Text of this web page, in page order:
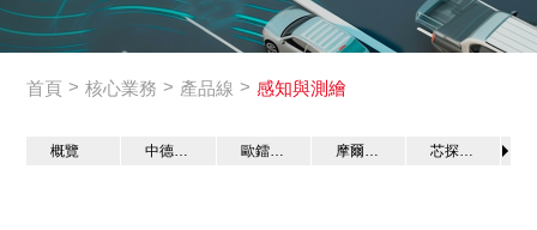
首頁 > 核心業務 > 產品線 > 感知與測繪
概覽 中德睿博 - 多源融合定位和繪圖裝置 歐鐳激光 - 2D、3D激光雷達 摩爾芯光 - FMCW動態瞬識激光雷達系統LARK 芯探-Flash激光雷達